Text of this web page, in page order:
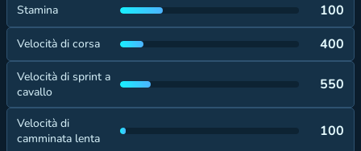
Stamina 100
Velocità di corsa 400
Velocità di sprint a
cavallo
550
Velocità di
camminata lenta
100